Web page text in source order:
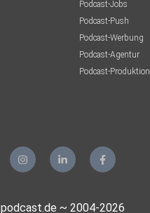
Podcast-Jobs
Podcast-Push
Podcast-Werbung
Podcast-Agentur
Podcast-Produktion
podcast.de ~ 2004-2026